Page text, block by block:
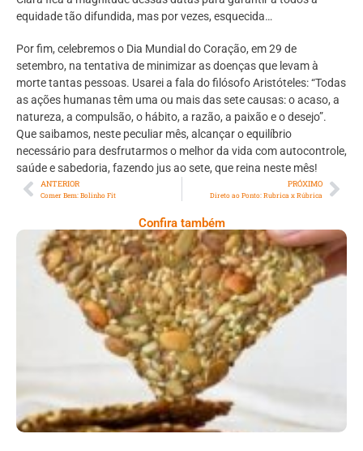
equidade tão difundida, mas por vezes, esquecida…
Por fim, celebremos o Dia Mundial do Coração, em 29 de
setembro, na tentativa de minimizar as doenças que levam à
morte tantas pessoas. Usarei a fala do filósofo Aristóteles: “Todas
as ações humanas têm uma ou mais das sete causas: o acaso, a
natureza, a compulsão, o hábito, a razão, a paixão e o desejo”.
Que saibamos, neste peculiar mês, alcançar o equilíbrio
necessário para desfrutarmos o melhor da vida com autocontrole,
saúde e sabedoria, fazendo jus ao sete, que reina neste mês!
ANTERIOR
Comer Bem: Bolinho Fit
PRÓXIMO
Direto ao Ponto: Rubrica x Rúbrica
Confira também
Comer Bem: Cracker De Sementes